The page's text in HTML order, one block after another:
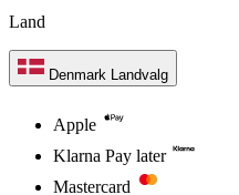
Land
Denmark Landvalg
Apple
Klarna Pay later
Mastercard